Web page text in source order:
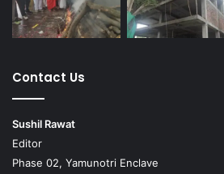
Contact Us
Sushil Rawat
Editor
Phase 02, Yamunotri Enclave